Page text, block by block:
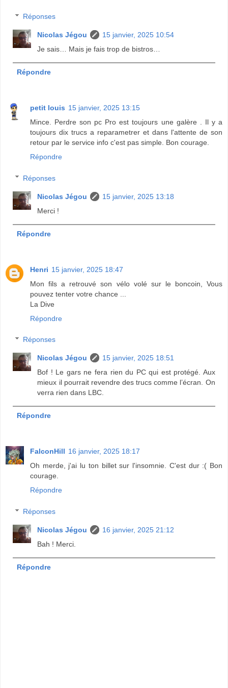
Réponses
Nicolas Jégou
15 janvier, 2025 10:54
Je sais… Mais je fais trop de bistros…
Répondre
petit louis 15 janvier, 2025 13:15
Mince. Perdre son pc Pro est toujours une galère . Il y a
toujours dix trucs a reparametrer et dans l'attente de son
retour par le service info c'est pas simple. Bon courage.
Répondre
Réponses
Nicolas Jégou
15 janvier, 2025 13:18
Merci !
Répondre
Henri 15 janvier, 2025 18:47
Mon fils a retrouvé son vélo volé sur le boncoin, Vous
pouvez tenter votre chance ...
La Dive
Répondre
Réponses
Nicolas Jégou
15 janvier, 2025 18:51
Bof ! Le gars ne fera rien du PC qui est protégé. Aux
mieux il pourrait revendre des trucs comme l’écran. On
verra rien dans LBC.
Répondre
FalconHill 16 janvier, 2025 18:17
Oh merde, j'ai lu ton billet sur l'insomnie. C'est dur :( Bon
courage.
Répondre
Réponses
Nicolas Jégou
16 janvier, 2025 21:12
Bah ! Merci.
Répondre